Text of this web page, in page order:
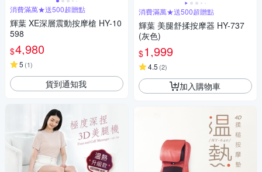
消費滿萬★送500超贈點
輝葉 XE深層震動按摩槍 HY-10
598
$4,980
5 (1)
貨到通知我
消費滿萬★送500超贈點
輝葉 美腿舒揉按摩器 HY-737
(灰色)
$1,999
4.5 (2)
加入購物車